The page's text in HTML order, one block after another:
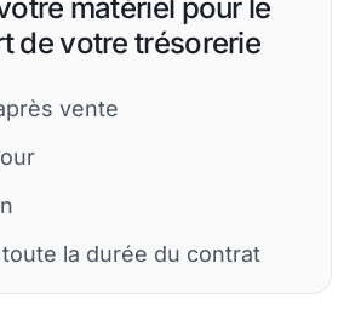
matériel pour le
de votre trésorerie
vente
toute la durée du contrat